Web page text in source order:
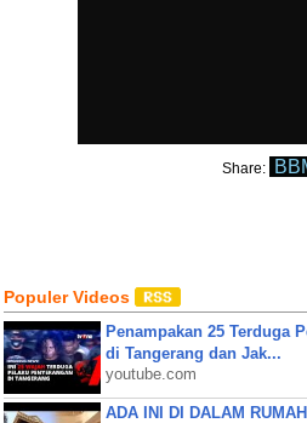
Share:
Populer Videos
Penampakan 25 Terduga
di Tangerang dan Jak...
youtube.com
ADA INI DI DALAM